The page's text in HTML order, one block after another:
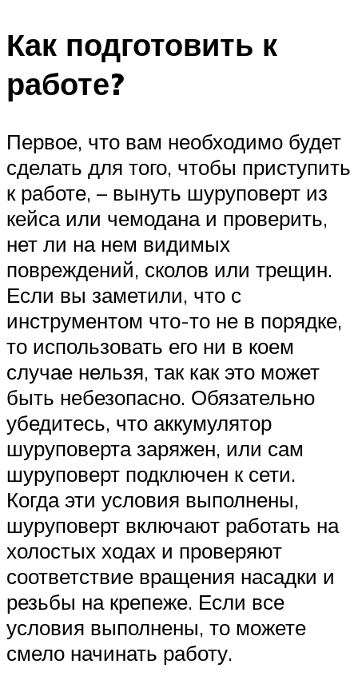
Как подготовить к
работе?
Первое, что вам необходимо будет
сделать для того, чтобы приступить
к работе, – вынуть шуруповерт из
кейса или чемодана и проверить,
нет ли на нем видимых
повреждений, сколов или трещин.
Если вы заметили, что с
инструментом что-то не в порядке,
то использовать его ни в коем
случае нельзя, так как это может
быть небезопасно. Обязательно
убедитесь, что аккумулятор
шуруповерта заряжен, или сам
шуруповерт подключен к сети.
Когда эти условия выполнены,
шуруповерт включают работать на
холостых ходах и проверяют
соответствие вращения насадки и
резьбы на крепеже. Если все
условия выполнены, то можете
смело начинать работу.